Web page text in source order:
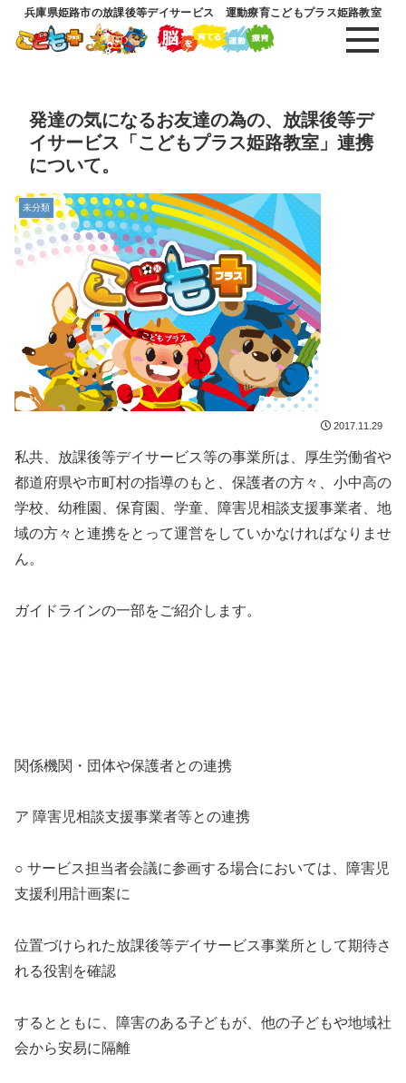
兵庫県姫路市の放課後等デイサービス 運動療育こどもプラス姫路教室
発達の気になるお友達の為の、放課後等デ
イサービス「こどもプラス姫路教室」連携
について。
未分類
2017.11.29
私共、放課後等デイサービス等の事業所は、厚生労働省や
都道府県や市町村の指導のもと、保護者の方々、小中高の
学校、幼稚園、保育園、学童、障害児相談支援事業者、地
域の方々と連携をとって運営をしていかなければなりませ
ん。
ガイドラインの一部をご紹介します。
関係機関・団体や保護者との連携
ア 障害児相談支援事業者等との連携
○ サービス担当者会議に参画する場合においては、障害児
支援利用計画案に
位置づけられた放課後等デイサービス事業所として期待さ
れる役割を確認
するとともに、障害のある子どもが、他の子どもや地域社
会から安易に隔離